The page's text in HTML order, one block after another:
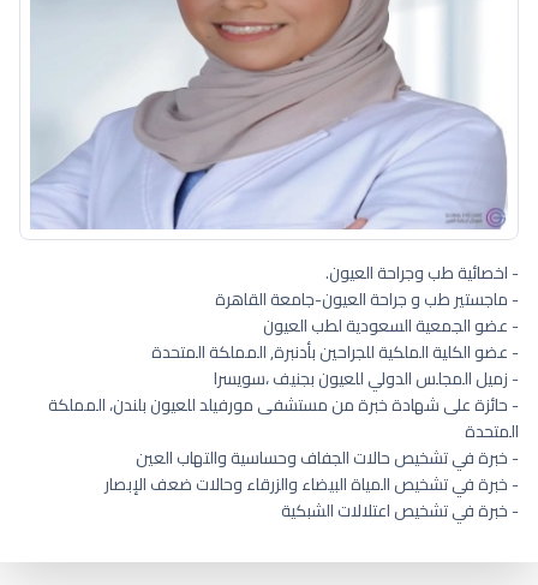
- اخصائية طب وجراحة العيون.
- ماجستير طب و جراحة العيون-جامعة القاهرة
- عضو الجمعية السعودية لطب العيون
- عضو الكلية الملكية للجراحين بأدنبرة, المملكة المتحدة
- زميل المجلس الدولي للعيون بجنيف ،سويسرا
- حائزة على شهادة خبرة من مستشفى مورفيلد للعيون بلندن، المملكة
المتحدة
- خبرة في تشخيص حالات الجفاف وحساسية والتهاب العين
- خبرة في تشخيص المياة البيضاء والزرقاء وحالات ضعف الإبصار
- خبرة في تشخيص اعتلالات الشبكية
جفاف عيون